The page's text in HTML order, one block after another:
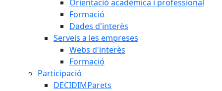
Orientació acadèmica i professional
Formació
Dades d'interès
Serveis a les empreses
Webs d'interès
Formació
Participació
DECIDIMParets